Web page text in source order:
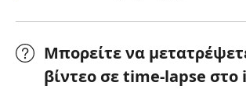
Μπορείτε να
βίντεο σε time-lapse στο